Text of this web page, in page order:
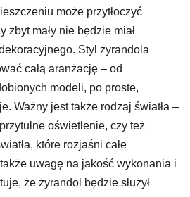
może przytłoczyć
zbyt mały nie będzie miał
Styl żyrandola
całą aranżację – od
modeli, po proste,
Ważny jest także rodzaj światła –
oświetlenie, czy też
które rozjaśni całe
uwagę na jakość wykonania i
że żyrandol będzie służył